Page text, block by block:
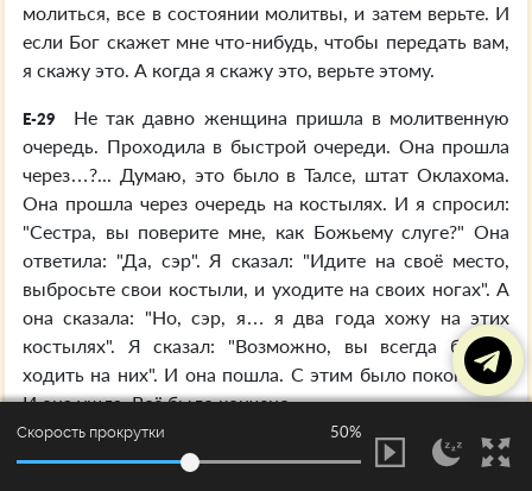
молиться, все в состоянии молитвы, и затем верьте. И
если Бог скажет мне что-нибудь, чтобы передать вам,
я скажу это. А когда я скажу это, верьте этому.
E-29
Не так давно женщина пришла в молитвенную
очередь. Проходила в быстрой очереди. Она прошла
через…?... Думаю, это было в Талсе, штат Оклахома.
Она прошла через очередь на костылях. И я спросил:
"Сестра, вы поверите мне, как Божьему слуге?" Она
ответила: "Да, сэр". Я сказал: "Идите на своё место,
выбросьте свои костыли, и уходите на своих ногах". А
она сказала: "Но, сэр, я… я два года хожу на этих
костылях". Я сказал: "Возможно, вы всегда будете
ходить на них". И она пошла. С этим было покончено.
И она ушла. Всё было кончено.
Примерно через двадцать минут подошла
женщина, два помощника помогали ей передвигаться.
Скорость прокрутки 50%